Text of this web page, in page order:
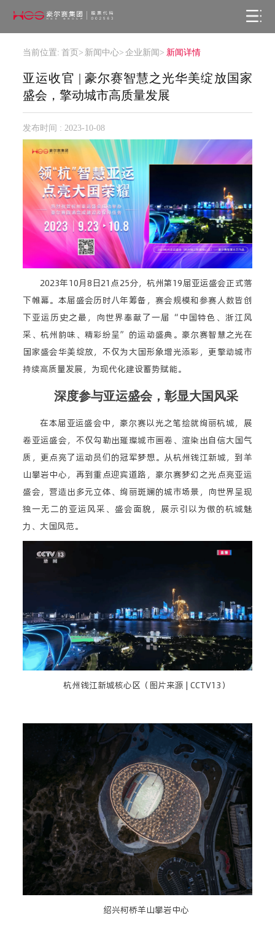
当前位置: 首页> 新闻中心>企业新闻> 新闻详情
亚运收官 | 豪尔赛智慧之光华美绽放国家
盛会，擎动城市高质量发展
发布时间 : 2023-10-08
2023年10月8日21点25分，杭州第19届亚运盛会正式落
下帷幕。本届盛会历时八年筹备，赛会规模和参赛人数皆创
下亚运历史之最，向世界奉献了一届“中国特色、浙江风
采、杭州韵味、精彩纷呈”的运动盛典。豪尔赛智慧之光在
国家盛会华美绽放，不仅为大国形象增光添彩，更擎动城市
持续高质量发展，为现代化建设蓄势赋能。
深度参与亚运盛会，彰显大国风采
在本届亚运盛会中，豪尔赛以光之笔绘就绚丽杭城，展
卷亚运盛会，不仅勾勒出璀璨城市画卷、渲染出自信大国气
质，更点亮了运动员们的冠军梦想。从杭州钱江新城，到羊
山攀岩中心，再到重点迎宾道路，豪尔赛梦幻之光点亮亚运
盛会，营造出多元立体、绚丽斑斓的城市场景，向世界呈现
独一无二的亚运风采、盛会面貌，展示引以为傲的杭城魅
力、大国风范。
杭州钱江新城核心区（图片来源 | CCTV13）
绍兴柯桥羊山攀岩中心